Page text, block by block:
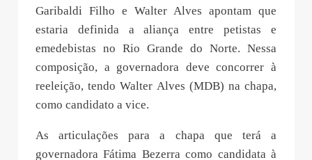
Garibaldi Filho e Walter Alves apontam que
estaria definida a aliança entre petistas e
emedebistas no Rio Grande do Norte. Nessa
composição, a governadora deve concorrer à
reeleição, tendo Walter Alves (MDB) na chapa,
como candidato a vice.
As articulações para a chapa que terá a
governadora Fátima Bezerra como candidata à